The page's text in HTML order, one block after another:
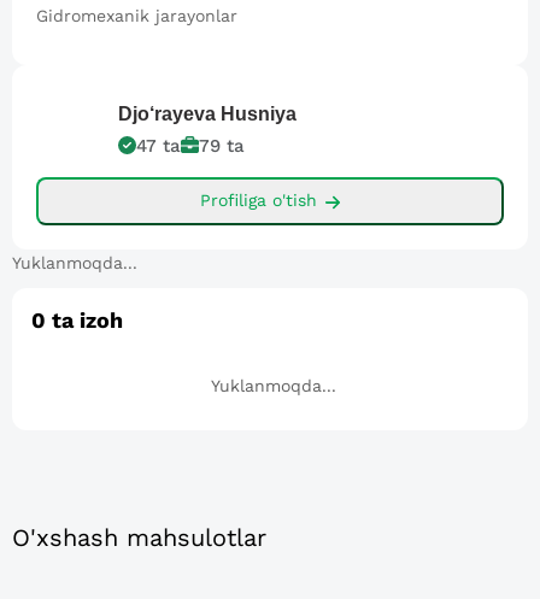
Gidromexanik jarayonlar
Djo‘rayeva Husniya
47 ta 79 ta
Profiliga o'tish
Yuklanmoqda...
0 ta izoh
Yuklanmoqda...
O'xshash mahsulotlar